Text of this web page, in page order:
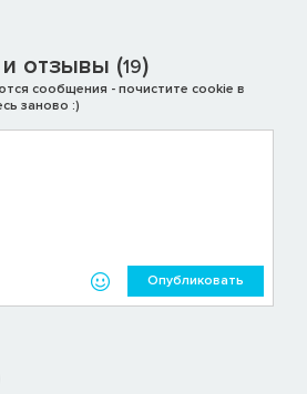
отзывы (19)
сообщения - почистите cookie в
заново :)
Опубликовать